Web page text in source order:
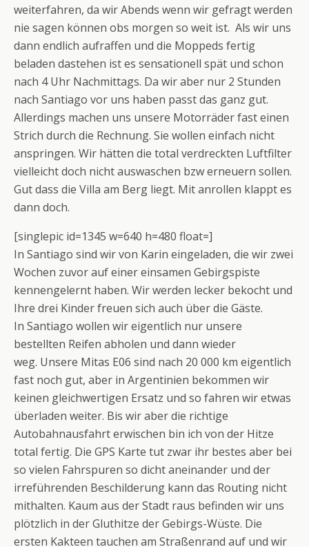
weiterfahren, da wir Abends wenn wir gefragt werden
nie sagen können obs morgen so weit ist. Als wir uns
dann endlich aufraffen und die Moppeds fertig
beladen dastehen ist es sensationell spät und schon
nach 4 Uhr Nachmittags. Da wir aber nur 2 Stunden
nach Santiago vor uns haben passt das ganz gut.
Allerdings machen uns unsere Motorräder fast einen
Strich durch die Rechnung. Sie wollen einfach nicht
anspringen. Wir hätten die total verdreckten Luftfilter
vielleicht doch nicht auswaschen bzw erneuern sollen.
Gut dass die Villa am Berg liegt. Mit anrollen klappt es
dann doch.
[singlepic id=1345 w=640 h=480 float=]
In Santiago sind wir von Karin eingeladen, die wir zwei
Wochen zuvor auf einer einsamen Gebirgspiste
kennengelernt haben. Wir werden lecker bekocht und
Ihre drei Kinder freuen sich auch über die Gäste.
In Santiago wollen wir eigentlich nur unsere
bestellten Reifen abholen und dann wieder
weg. Unsere Mitas E06 sind nach 20 000 km eigentlich
fast noch gut, aber in Argentinien bekommen wir
keinen gleichwertigen Ersatz und so fahren wir etwas
überladen weiter. Bis wir aber die richtige
Autobahnausfahrt erwischen bin ich von der Hitze
total fertig. Die GPS Karte tut zwar ihr bestes aber bei
so vielen Fahrspuren so dicht aneinander und der
irreführenden Beschilderung kann das Routing nicht
mithalten. Kaum aus der Stadt raus befinden wir uns
plötzlich in der Gluthitze der Gebirgs-Wüste. Die
ersten Kakteen tauchen am Straßenrand auf und wir